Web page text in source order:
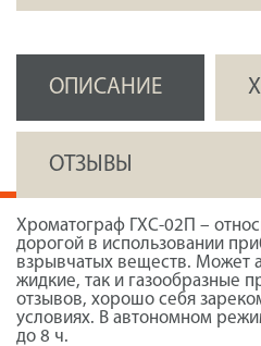
ОПИСАНИЕ
ОТЗЫВЫ
Хроматограф ГХС-02П –
дорогой в использовании
взрывчатых веществ. Может
жидкие, так и газообразные
отзывов, хорошо себя
условиях. В автономном
до 8 ч.